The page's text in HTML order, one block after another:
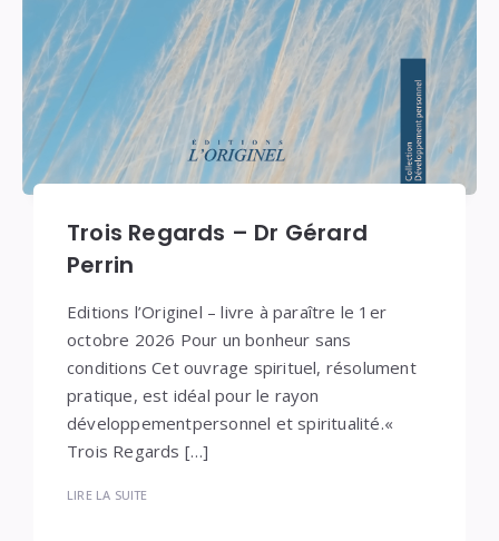
Trois Regards – Dr Gérard
Perrin
Editions l’Originel – livre à paraître le 1er
octobre 2026 Pour un bonheur sans
conditions Cet ouvrage spirituel, résolument
pratique, est idéal pour le rayon
développementpersonnel et spiritualité.«
Trois Regards […]
LIRE LA SUITE